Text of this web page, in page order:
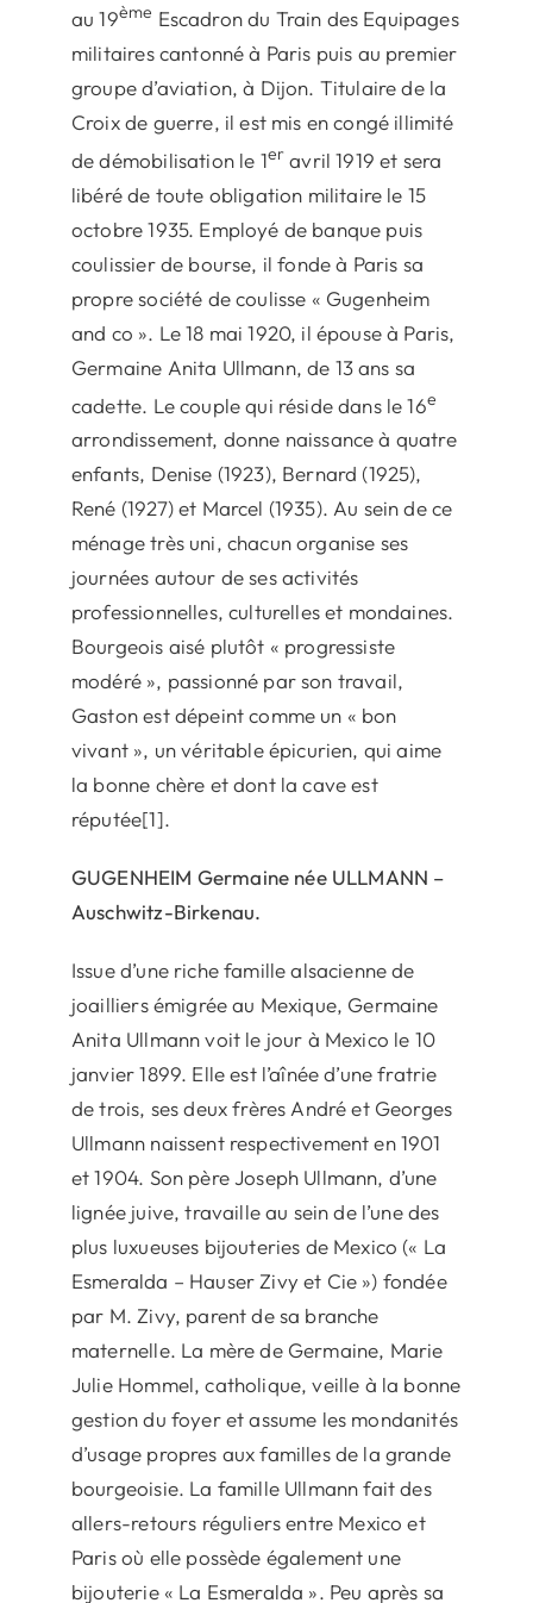
au 19ème Escadron du Train des Equipages
militaires cantonné à Paris puis au premier
groupe d’aviation, à Dijon. Titulaire de la
Croix de guerre, il est mis en congé illimité
de démobilisation le 1er avril 1919 et sera
libéré de toute obligation militaire le 15
octobre 1935. Employé de banque puis
coulissier de bourse, il fonde à Paris sa
propre société de coulisse « Gugenheim
and co ». Le 18 mai 1920, il épouse à Paris,
Germaine Anita Ullmann, de 13 ans sa
cadette. Le couple qui réside dans le 16e
arrondissement, donne naissance à quatre
enfants, Denise (1923), Bernard (1925),
René (1927) et Marcel (1935). Au sein de ce
ménage très uni, chacun organise ses
journées autour de ses activités
professionnelles, culturelles et mondaines.
Bourgeois aisé plutôt « progressiste
modéré », passionné par son travail,
Gaston est dépeint comme un « bon
vivant », un véritable épicurien, qui aime
la bonne chère et dont la cave est
réputée[1].
GUGENHEIM Germaine née ULLMANN –
Auschwitz-Birkenau.
Issue d’une riche famille alsacienne de
joailliers émigrée au Mexique, Germaine
Anita Ullmann voit le jour à Mexico le 10
janvier 1899. Elle est l’aînée d’une fratrie
de trois, ses deux frères André et Georges
Ullmann naissent respectivement en 1901
et 1904. Son père Joseph Ullmann, d’une
lignée juive, travaille au sein de l’une des
plus luxueuses bijouteries de Mexico (« La
Esmeralda – Hauser Zivy et Cie ») fondée
par M. Zivy, parent de sa branche
maternelle. La mère de Germaine, Marie
Julie Hommel, catholique, veille à la bonne
gestion du foyer et assume les mondanités
d’usage propres aux familles de la grande
bourgeoisie. La famille Ullmann fait des
allers-retours réguliers entre Mexico et
Paris où elle possède également une
bijouterie « La Esmeralda ». Peu après sa